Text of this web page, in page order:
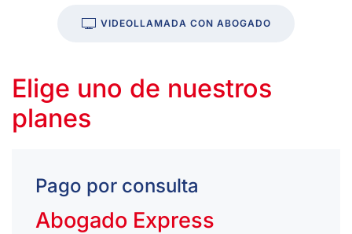
VIDEOLLAMADA CON ABOGADO
Elige uno de nuestros
planes
Pago por consulta
Abogado Express